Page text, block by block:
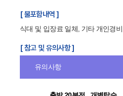
[ 불포함내역 ]
식대 및 입장료 일체, 기타 개인경
[ 참고 및 유의사항 ]
유의사항